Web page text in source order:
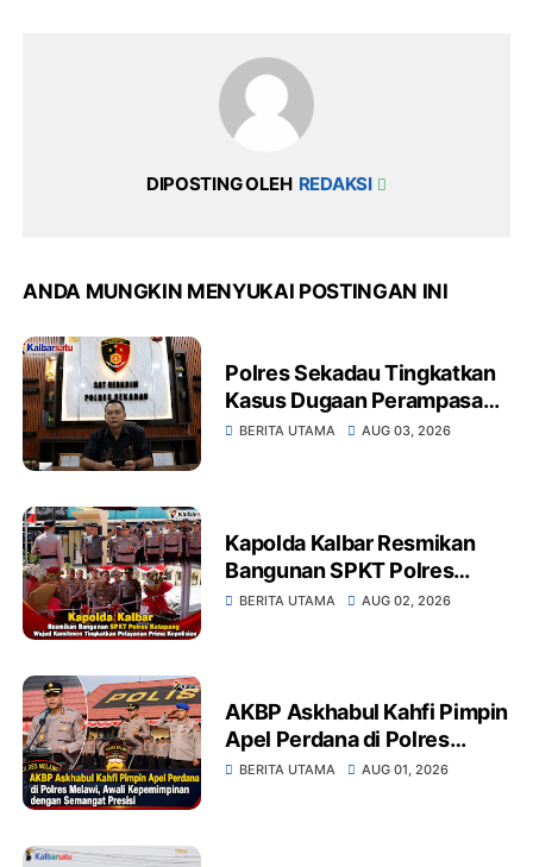
DIPOSTING OLEH REDAKSI
ANDA MUNGKIN MENYUKAI POSTINGAN INI
Polres Sekadau Tingkatkan
Kasus Dugaan Perampasan
Emas Ke Tahap Penyidikan
BERITA UTAMA AUG 03, 2026
Kapolda Kalbar Resmikan
Bangunan SPKT Polres
Ketapang Wujud Komitmen
BERITA UTAMA AUG 02, 2026
AKBP Askhabul Kahfi Pimpin
Apel Perdana di Polres
Melawi, Awali
BERITA UTAMA AUG 01, 2026